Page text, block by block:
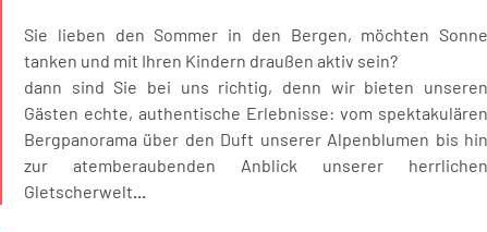
Sie lieben den Sommer in den Bergen, möchten Sonne
tanken und mit Ihren Kindern draußen aktiv sein?
dann sind Sie bei uns richtig, denn wir bieten unseren
Gästen echte, authentische Erlebnisse: vom spektakulären
Bergpanorama über den Duft unserer Alpenblumen bis hin
zur atemberaubenden Anblick unserer herrlichen
Gletscherwelt